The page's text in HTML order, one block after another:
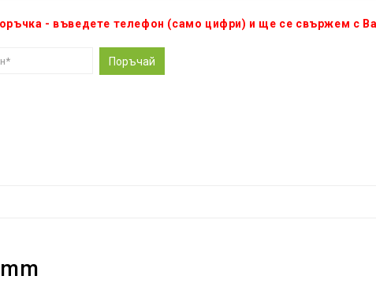
- въведете телефон (само цифри) и ще се свържем с
Поръчай